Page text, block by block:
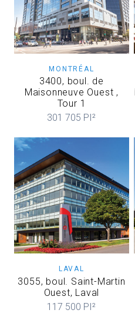
MONTRÉAL
3400, boul. de
Maisonneuve Ouest ,
Tour 1
301 705 PI²
LAVAL
3055, boul. Saint-Martin
Ouest, Laval
117 500 PI²